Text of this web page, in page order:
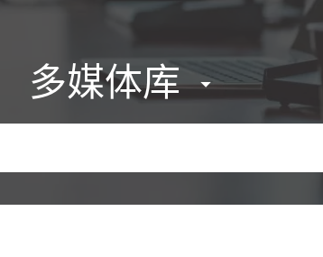
多媒体库